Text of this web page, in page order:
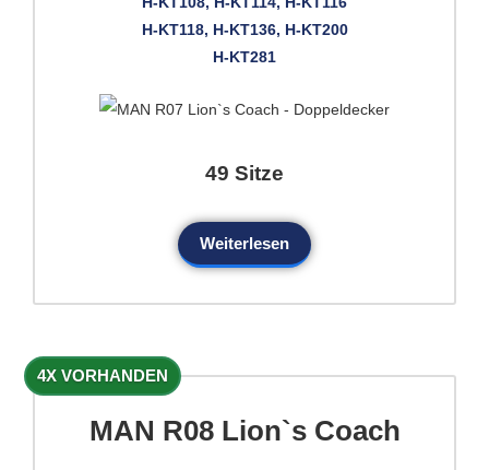
H-KT118, H-KT136, H-KT200
H-KT281
49 Sitze
Weiterlesen
4X VORHANDEN
MAN R08 Lion`s Coach